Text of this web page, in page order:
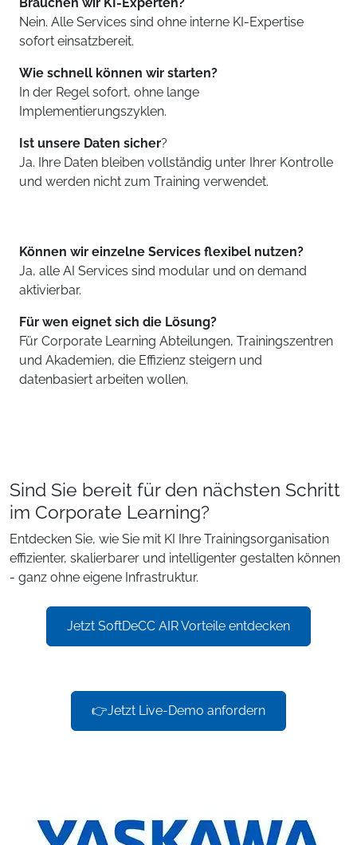
Nein. Alle Services sind ohne interne KI-Expertise
sofort einsatzbereit.
Wie schnell können wir starten?
In der Regel sofort, ohne lange
Implementierungszyklen.
Ist unsere Daten sicher?
Ja. Ihre Daten bleiben vollständig unter Ihrer Kontrolle
und werden nicht zum Training verwendet.
Können wir einzelne Services flexibel nutzen?
Ja, alle AI Services sind modular und on demand
aktivierbar.
Für wen eignet sich die Lösung?
Für Corporate Learning Abteilungen, Trainingszentren
und Akademien, die Effizienz steigern und
datenbasiert arbeiten wollen.
Sind Sie bereit für den nächsten Schritt
im Corporate Learning?
Entdecken Sie, wie Sie mit KI Ihre Trainingsorganisation
effizienter, skalierbarer und intelligenter gestalten können
- ganz ohne eigene Infrastruktur.
Jetzt SoftDeCC AIR Vorteile entdecken
👉Jetzt Live-Demo anfordern